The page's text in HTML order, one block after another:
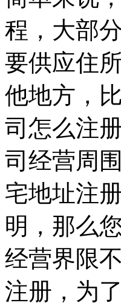
程，大部
要供应住
他地方，
司怎么注
司经营周
宅地址注
明，那么
经营界限
注册，为